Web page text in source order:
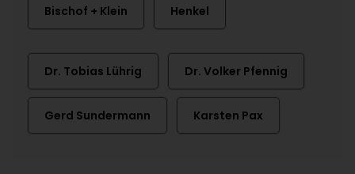
Bischof + Klein Henkel
Dr. Tobias Lührig Dr. Volker Pfennig
Gerd Sundermann Karsten Pax